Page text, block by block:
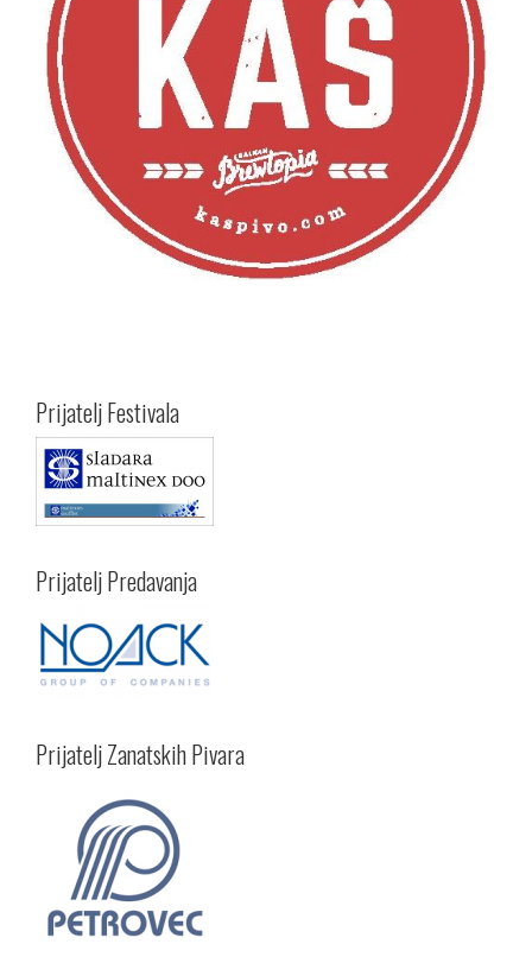
Prijatelj Festivala
Prijatelj Predavanja
Prijatelj Zanatskih Pivara